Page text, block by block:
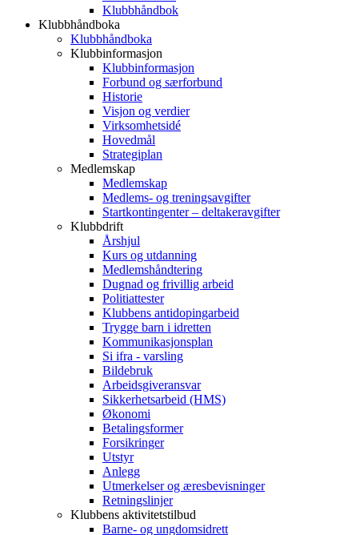
Klubbhåndbok
Klubbhåndboka
Klubbhåndboka
Klubbinformasjon
Klubbinformasjon
Forbund og særforbund
Historie
Visjon og verdier
Virksomhetsidé
Hovedmål
Strategiplan
Medlemskap
Medlemskap
Medlems- og treningsavgifter
Startkontingenter – deltakeravgifter
Klubbdrift
Årshjul
Kurs og utdanning
Medlemshåndtering
Dugnad og frivillig arbeid
Politiattester
Klubbens antidopingarbeid
Trygge barn i idretten
Kommunikasjonsplan
Si ifra - varsling
Bildebruk
Arbeidsgiveransvar
Sikkerhetsarbeid (HMS)
Økonomi
Betalingsformer
Forsikringer
Utstyr
Anlegg
Utmerkelser og æresbevisninger
Retningslinjer
Klubbens aktivitetstilbud
Barne- og ungdomsidrett